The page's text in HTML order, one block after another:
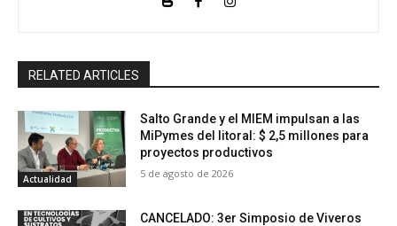
RELATED ARTICLES
Actualidad
Salto Grande y el MIEM impulsan a las
MiPymes del litoral: $ 2,5 millones para
proyectos productivos
5 de agosto de 2026
CANCELADO: 3er Simposio de Viveros